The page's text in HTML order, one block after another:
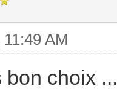
AM
bon choix ...